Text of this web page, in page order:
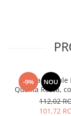
-9% NOU
Cafea capsule
Qualita Rossa,
Nespresso,
112,02
101,72